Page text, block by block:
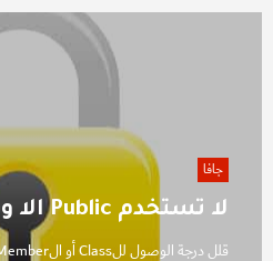
جافا
لا تستخدم Public الا وقت الحاجة